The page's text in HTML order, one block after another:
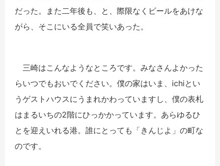
だった。また二年後も、と、際限なくビールをあけな
がら、そこにいる全員で笑いあった。
三崎はこんなようなところです。みなさんよかった
らいつでもおいでください。僕の家はいま、ichiとい
うゲストハウスにうまれかわっていますし、僕の表札
はまるいちの2階にひっかかっています。あらゆるひ
とを迎えいれる港。誰にとっても「きんじよ」の町な
のです。